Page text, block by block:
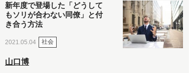
新年度で登場した「どうして
もソリが合わない同僚」と付
き合う方法
2021.05.04 社会
山口博